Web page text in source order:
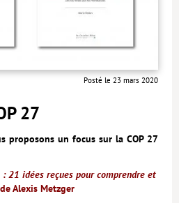
de…
Reçues
plurielles
Posté le 23 mars 2020
27
proposons un focus sur la COP 27
21 idées reçues pour comprendre et
Alexis Metzger